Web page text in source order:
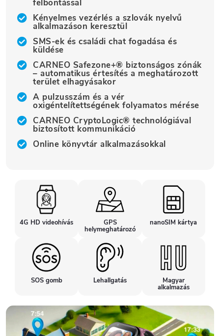
felbontással
Kényelmes vezérlés a szlovák nyelvű
alkalmazáson keresztül
SMS-ek és családi chat fogadása és
küldése
CARNEO Safezone+® biztonságos zónák
– automatikus értesítés a meghatározott
terület elhagyásakor
A pulzusszám és a vér
oxigéntelítettségének folyamatos mérése
CARNEO CryptoLogic® technológiával
biztosított kommunikáció
Online könyvtár alkalmazásokkal
4G HD videohívás GPS
helymeghatározó
nanoSIM kártya
SOS gomb Lehallgatás Magyar
alkalmazás